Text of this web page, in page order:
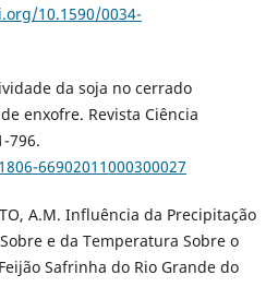
10.1590/0034-
da soja no cerrado
enxofre. Revista Ciência
796.
66902011000300027
A.M. Influência da Precipitação
e da Temperatura Sobre o
Safrinha do Rio Grande do